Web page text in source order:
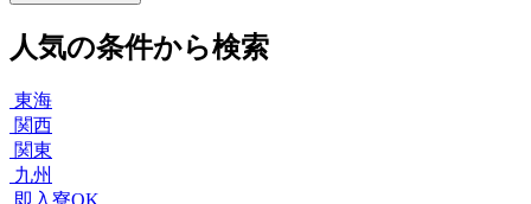
人気の条件から検索
東海
関西
関東
九州